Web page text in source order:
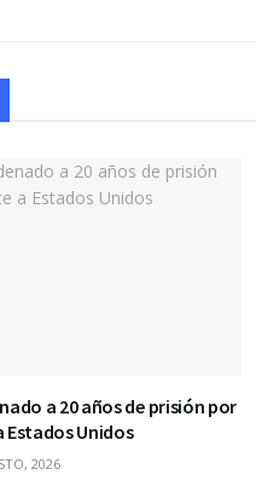
a 20 años de prisión por
Estados Unidos
2026